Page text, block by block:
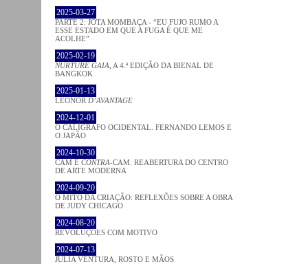
2025-03-27
PARTE 2: JOTA MOMBAÇA - “EU FUJO RUMO A
ESSE ESTADO EM QUE A FUGA É QUE ME
ACOLHE”
2025-02-19
NURTURE GAIA , A 4.ª EDIÇÃO DA BIENAL DE
BANGKOK
2025-01-13
LEONOR D’AVANTAGE
2024-12-01
O CALÍGRAFO OCIDENTAL. FERNANDO LEMOS E
O JAPÃO
2024-10-30
CAM E CONTRA-CAM. REABERTURA DO CENTRO
DE ARTE MODERNA
2024-09-20
O MITO DA CRIAÇÃO: REFLEXÕES SOBRE A OBRA
DE JUDY CHICAGO
2024-08-20
REVOLUÇÕES COM MOTIVO
2024-07-13
JÚLIA VENTURA, ROSTO E MÃOS